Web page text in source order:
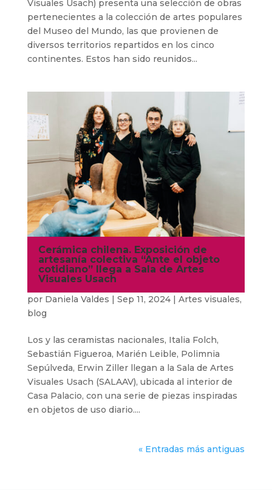
Visuales Usach) presenta una selección de obras
pertenecientes a la colección de artes populares
del Museo del Mundo, las que provienen de
diversos territorios repartidos en los cinco
continentes. Estos han sido reunidos...
Cerámica chilena. Exposición de
artesanía colectiva “Ante el objeto
cotidiano” llega a Sala de Artes
Visuales Usach
por Daniela Valdes | Sep 11, 2024| Artes visuales,
blog
Los y las ceramistas nacionales, Italia Folch,
Sebastián Figueroa, Marién Leible, Polimnia
Sepúlveda, Erwin Ziller llegan a la Sala de Artes
Visuales Usach (SALAAV), ubicada al interior de
Casa Palacio, con una serie de piezas inspiradas
en objetos de uso diario....
« Entradas más antiguas